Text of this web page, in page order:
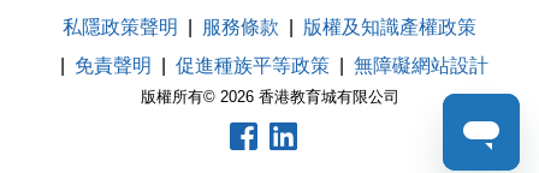
版權所有© 2026 香港教育城有限公司
私隱政策聲明 服務條款
版權及知識產權政策
免責聲明
促進種族平等政策 無障礙網站設計